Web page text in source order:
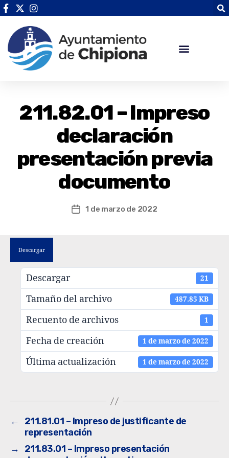
211.82.01 – Impreso
declaración
presentación previa
documento
1 de marzo de 2022
Descargar
Descargar 21
Tamaño del archivo 487.85 KB
Recuento de archivos 1
Fecha de creación 1 de marzo de 2022
Última actualización 1 de marzo de 2022
←
211.81.01 – Impreso de justificante de
representación
→
211.83.01 – Impreso presentación